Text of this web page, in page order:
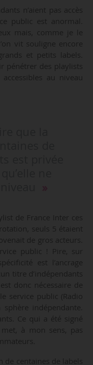
n’aient pas accès
public est anormal.
mais, comme je le
vit souligne encore
et petits labels.
pénétrer des playlists
au niveau
de France Inter ces
seuls 5 étaient
de gros acteurs.
public ! Pire, sur
est l’ancrage
titre d’indépendants
donc nécessaire de
service public (Radio
indépendante.
Ce qui a été signé
à mon sens, pas
de centaines de labels